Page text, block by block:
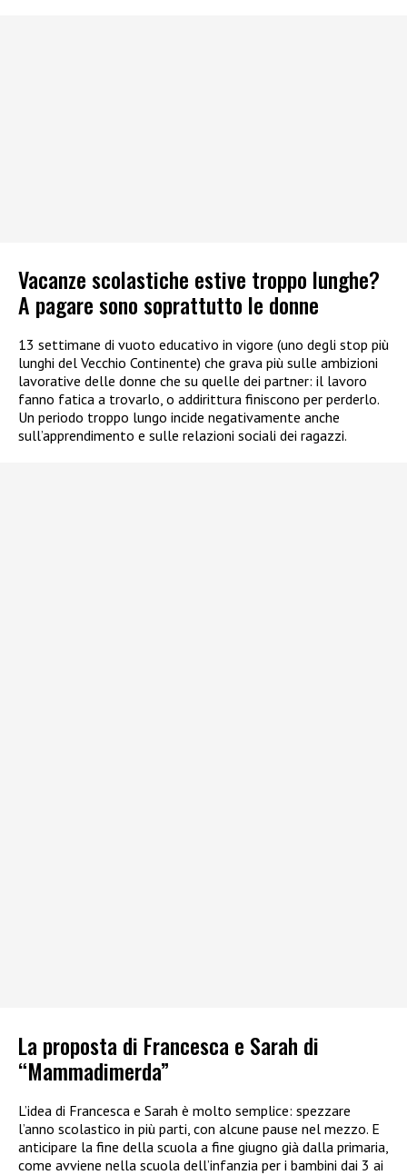
Vacanze scolastiche estive troppo lunghe?
A pagare sono soprattutto le donne
13 settimane di vuoto educativo in vigore (uno degli stop più
lunghi del Vecchio Continente) che grava più sulle ambizioni
lavorative delle donne che su quelle dei partner: il lavoro
fanno fatica a trovarlo, o addirittura finiscono per perderlo.
Un periodo troppo lungo incide negativamente anche
sull’apprendimento e sulle relazioni sociali dei ragazzi.
La proposta di Francesca e Sarah di
“Mammadimerda”
L’idea di Francesca e Sarah è molto semplice: spezzare
l’anno scolastico in più parti, con alcune pause nel mezzo. E
anticipare la fine della scuola a fine giugno già dalla primaria,
come avviene nella scuola dell’infanzia per i bambini dai 3 ai